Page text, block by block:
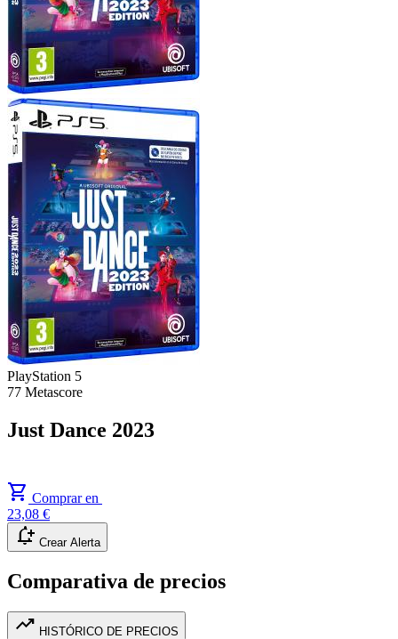
PlayStation 5
77 Metascore
Just Dance 2023
shopping_cart Comprar en
23,08 €
notification_add Crear Alerta
Comparativa de precios
trending_up HISTÓRICO DE PRECIOS